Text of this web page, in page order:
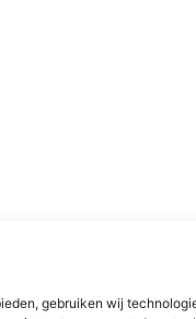
gebruiken wij